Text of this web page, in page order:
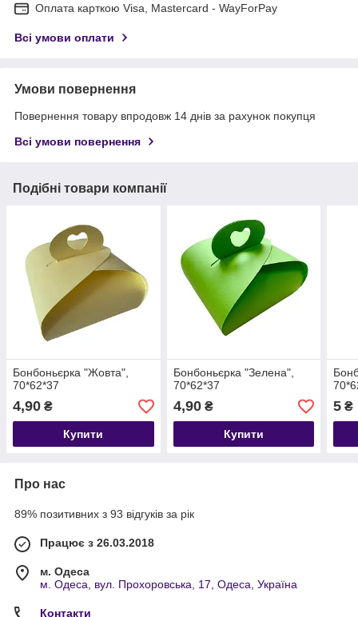
Оплата карткою Visa, Mastercard - WayForPay
Всі умови оплати
Умови повернення
Повернення товару впродовж 14 днів за рахунок покупця
Всі умови повернення
Подібні товари компанії
Бонбоньєрка "Жовта",
70*62*37
4,90 ₴
Купити
Бонбоньєрка "Зелена",
70*62*37
4,90₴
Купити
5 ₴
Про нас
89% позитивних з 93 відгуків за рік
Працює з 26.03.2018
м. Одеса
м. Одеса, вул. Прохоровська, 17, Одеса, Україна
Контакти